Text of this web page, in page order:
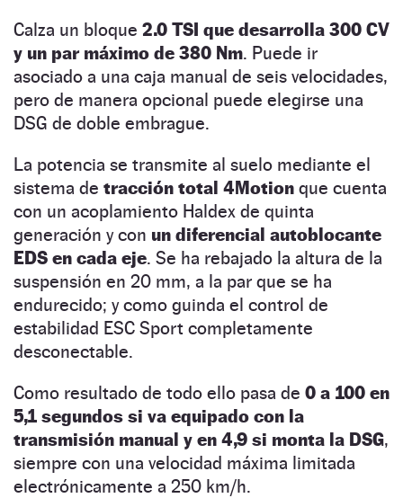
Calza un bloque 2.0 TSI que desarrolla 300 CV
y un par máximo de 380 Nm. Puede ir
asociado a una caja manual de seis velocidades,
pero de manera opcional puede elegirse una
DSG de doble embrague.
La potencia se transmite al suelo mediante el
sistema de tracción total 4Motion que cuenta
con un acoplamiento Haldex de quinta
generación y con un diferencial autoblocante
EDS en cada eje. Se ha rebajado la altura de la
suspensión en 20 mm, a la par que se ha
endurecido; y como guinda el control de
estabilidad ESC Sport completamente
desconectable.
Como resultado de todo ello pasa de 0 a 100 en
5,1 segundos si va equipado con la
transmisión manual y en 4,9 si monta la DSG,
siempre con una velocidad máxima limitada
electrónicamente a 250 km/h.